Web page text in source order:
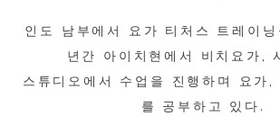
인도 남부에서 요가 티처스 트레이
년간 아이치현에서 비치요가,
스튜디오에서 수업을 진행하며 요가,
를 공부하고 있다.